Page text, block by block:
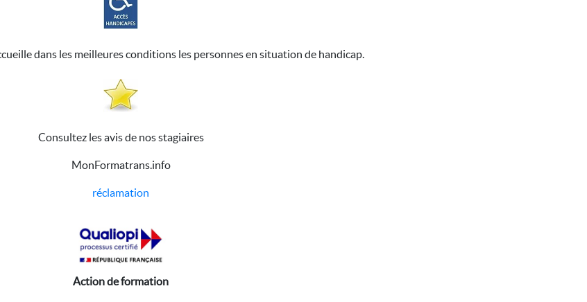
dans les meilleures conditions les personnes en situation de handicap.
Consultez les avis de nos stagiaires
MonFormatrans.info
réclamation
Action de formation